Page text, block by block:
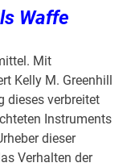
Waffe
Mit
Kelly M. Greenhill
dieses verbreitet
Instruments
dieser
Verhalten der